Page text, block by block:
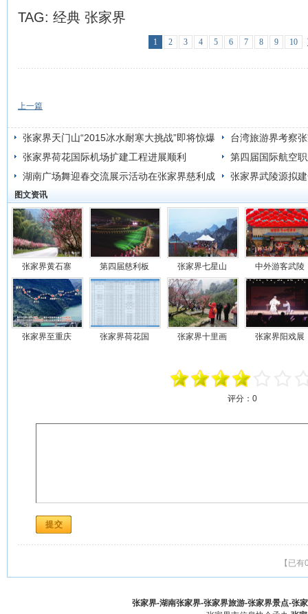
TAG: 经典 张家界
1 2 3 4 5 6 7 8 9 10
上一篇
张家界天门山“2015冰水耐寒大挑战”即将惊爆
上演
台湾旅游界考察
张家界荷花国际机场扩建工程进展顺利
第四届国际航空
湖南广场舞迎春交流展示活动在张家界慈利成
功举办
张家界武陵源拟
图文资讯
张家界黄石寨 第四届慈利板 张家界七星山 中外游客武陵
张家界至重庆 张家界荷花国 张家界十里画 张家界阳戏展
评分： 0
【已
张家界-湖南张家界-张家界旅游-张家界景点-张